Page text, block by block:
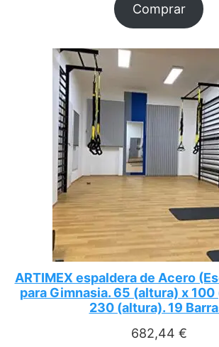
Comprar
ARTIMEX espaldera de Acero
para Gimnasia. 65 (altura) x
230 (altura). 19
682,44 €